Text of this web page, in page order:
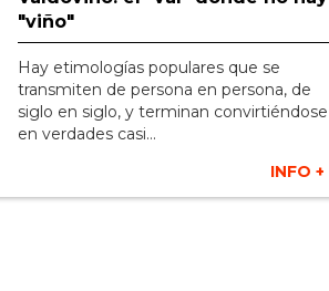
"viño"
Hay etimologías populares que se
transmiten de persona en persona, de
siglo en siglo, y terminan convirtiéndose
en verdades casi...
INFO +